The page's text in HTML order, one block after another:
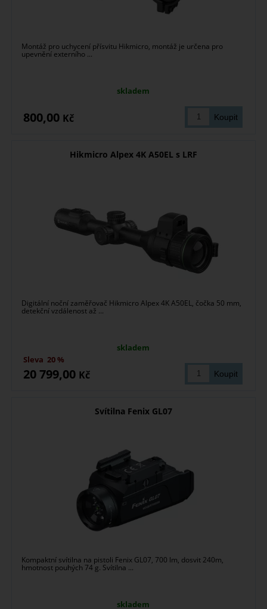
Montáž pro uchycení přísvitu Hikmicro, montáž je určena pro
upevnění externího ...
skladem
800,00 Kč
Hikmicro Alpex 4K A50EL s LRF
Digitální noční zaměřovač Hikmicro Alpex 4K A50EL, čočka 50 mm,
detekční vzdálenost až ...
skladem
20 799,00 Kč
Sleva 20 %
Svítilna Fenix GL07
Kompaktní svítilna na pistoli Fenix GL07, 700 lm, dosvit 240m,
hmotnost pouhých 74 g. Svítilna ...
skladem